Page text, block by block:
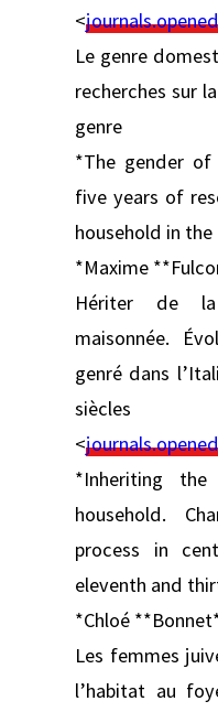
<
Le genre
recherches sur
genre
*The gender
five years of
household in
*Maxime
Hériter de
maisonnée.
genré dans
siècles
<
*Inheriting the
household.
process in
eleventh and
*Chloé
Les femmes
l’habitat au